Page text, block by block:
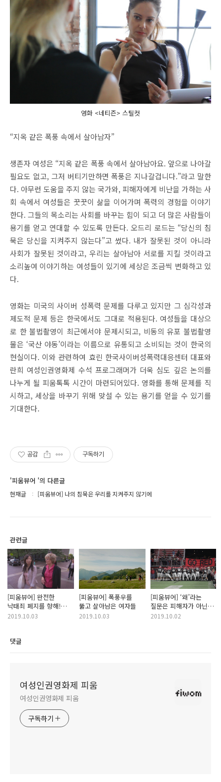
영화 <네티즌> 스틸컷
“지옥 같은 폭풍 속에서 살아남자”
생존자 여성은 “지옥 같은 폭풍 속에서 살아남아요. 앞으로 나아갈
필요도 없고, 그저 버티기만하면 폭풍은 지나갈겁니다.”라고 말한
다. 아무런 도움을 주지 않는 국가와, 피해자에게 비난을 가하는 사
회 속에서 여성들은 꿋꿋이 삶을 이어가며 폭력의 경험을 이야기
한다. 그들의 목소리는 사회를 바꾸는 힘이 되고 더 많은 사람들이
용기를 얻고 연대할 수 있도록 만든다. 오드리 로드는 “당신의 침
묵은 당신을 지켜주지 않는다”고 썼다. 내가 잘못된 것이 아니라
사회가 잘못된 것이라고, 우리는 살아남아 서로를 지킬 것이라고
소리높여 이야기하는 여성들이 있기에 세상은 조금씩 변화하고 있
다.
영화는 미국의 사이버 성폭력 문제를 다루고 있지만 그 심각성과
제도적 문제 등은 한국에서도 그대로 적용된다. 여성들을 대상으
로 한 불법촬영이 최근에서야 문제시되고, 비동의 유포 불법촬영
물은 ‘국산 야동’이라는 이름으로 유통되고 소비되는 것이 한국의
현실이다. 이와 관련하여 효린 한국사이버성폭력대응센터 대표와
란희 여성인권영화제 수석 프로그래머가 더욱 심도 깊은 논의를
나누게 될 피움톡톡 시간이 마련되어있다. 영화를 통해 문제를 직
시하고, 세상을 바꾸기 위해 맞설 수 있는 용기를 얻을 수 있기를
기대한다.
공감 구독하기
'피움뷰어 '의 다른글
현재글 [피움뷰어] 나의 침묵은 우리를 지켜주지 않기에
관련글
[피움뷰어] 완전한
낙태죄 폐지를 향해!
싸우는 것을 ‘더 이상
2019.10.03
[피움뷰어] 폭풍우를
뚫고 살아남은 여자들
2019.10.03
[피움뷰어] ‘왜’라는
질문은 피해자가 아닌
가해자에게
2019.10.02
댓글
여성인권영화제 피움
여성인권영화제 피움
구독하기